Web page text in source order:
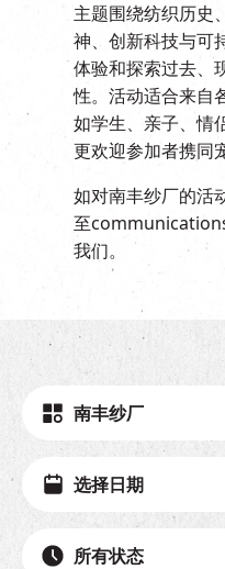
主题围绕纺织历史
神、创新科技与可
体验和探索过去、
性。活动适合来自
如学生、亲子、情
更欢迎参加者携同
如对南丰纱厂的活
至
我们。
南丰纱厂
所有状态